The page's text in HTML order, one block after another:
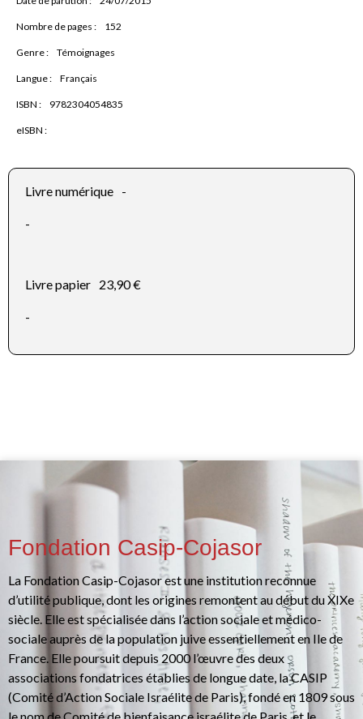
Nombre de pages : 152
Genre : Témoignages
Langue : Français
ISBN : 9782304054835
eISBN :
Livre numérique -
-
Livre papier 23,90 €
-
Fondation Casip-Cojasor
La Fondation Casip-Cojasor est une institution reconnue
d’utilité publique, dont les origines remontent au début du XIXe
siècle. Elle est spécialisée dans l’action sociale et médico-
sociale auprès de la population juive essentiellement en Ile de
France. Elle poursuit depuis 2000 l’œuvre des deux
associations fondatrices établies de longue date, la CASIP
(Comité d’Action Sociale Israélite de Paris), fondé en 1809 sous